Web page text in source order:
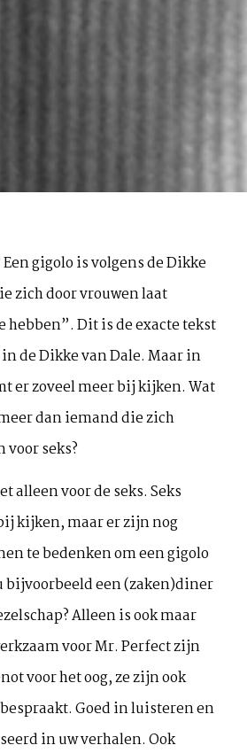
gigolo is volgens de Dikke
zich door vrouwen laat
hebben”. Dit is de exacte tekst
de Dikke van Dale. Maar in
er zoveel meer bij kijken. Wat
dan iemand die zich
seks?
alleen voor de seks. Seks
kijken, maar er zijn nog
te bedenken om een gigolo
bijvoorbeeld een (zaken)diner
Alleen is ook maar
voor Mr. Perfect zijn
voor het oog, ze zijn ook
Goed in luisteren en
in uw verhalen. Ook